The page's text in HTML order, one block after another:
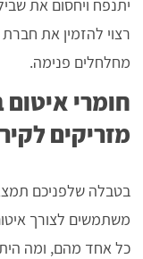
יתנפח ויחסום את
רצוי להזמין את
מחלחלים פנימה.
חומרי
מזריקים
בטבלה שלפניכם
משתמשים לצורך
כל אחד מהם, ומה